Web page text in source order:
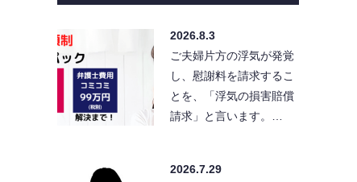
2026.8.3
ご夫婦片方の浮気が発覚
し、慰謝料を請求するこ
とを、「浮気の損害賠償
請求」と言います。…
2026.7.29